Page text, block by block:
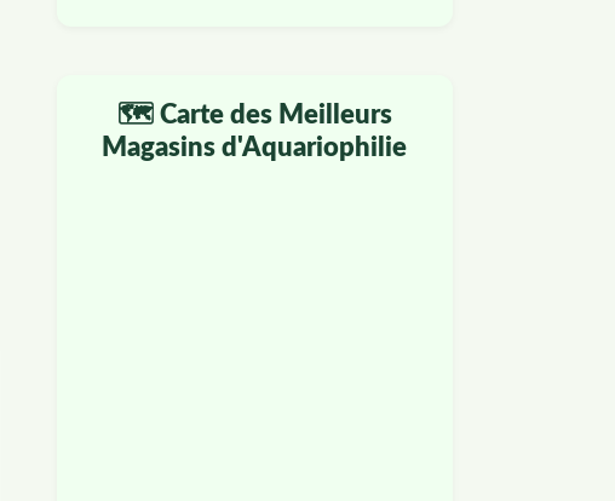
🗺️ Carte des Meilleurs
Magasins d'Aquariophilie